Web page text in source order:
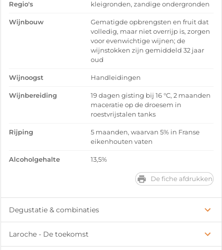
Regio's kleigronden, zandige ondergronden
Wijnbouw
Gematigde opbrengsten en fruit dat
volledig, maar niet overrijp is, zorgen
voor evenwichtige wijnen; de
wijnstokken zijn gemiddeld 32 jaar
oud
Wijnoogst Handleidingen
Wijnbereiding
19 dagen gisting bij 16 °C, 2 maanden
maceratie op de droesem in
roestvrijstalen tanks
Rijping
5 maanden, waarvan 5% in Franse
eikenhouten vaten
Alcoholgehalte 13,5%
De fiche afdrukken
Degustatie & combinaties
Laroche - De toekomst